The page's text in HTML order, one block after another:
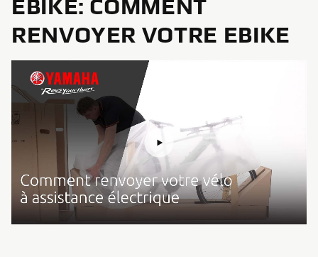
EBIKE: COMMENT
RENVOYER VOTRE EBIKE